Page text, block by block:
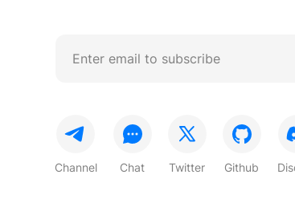
Channel Chat Twitter Github